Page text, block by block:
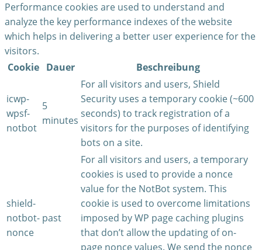
Performance cookies are used to understand and
analyze the key performance indexes of the website
which helps in delivering a better user experience for the
visitors.
Cookie
Dauer Beschreibung
icwp-
wpsf-
notbot
5
minutes
For all visitors and users, Shield
Security uses a temporary cookie (~600
seconds) to track registration of a
visitors for the purposes of identifying
bots on a site.
shield-
notbot-
nonce
past
For all visitors and users, a temporary
cookies is used to provide a nonce
value for the NotBot system. This
cookie is used to overcome limitations
imposed by WP page caching plugins
that don’t allow the updating of on-
page nonce values. We send the nonce